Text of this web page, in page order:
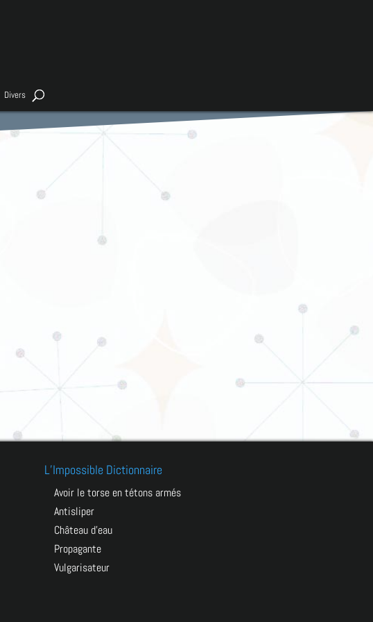
Divers
L’Impossible Dictionnaire
avoir le torse en tétons armés
antisliper
château d’eau
propagante
vulgarisateur